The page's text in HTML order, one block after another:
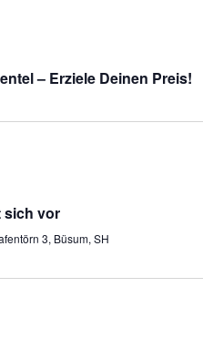
– Erziele Deinen Preis!
sich vor
3, Büsum, SH